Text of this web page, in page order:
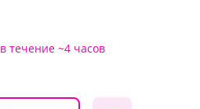
в течение ~4 часов